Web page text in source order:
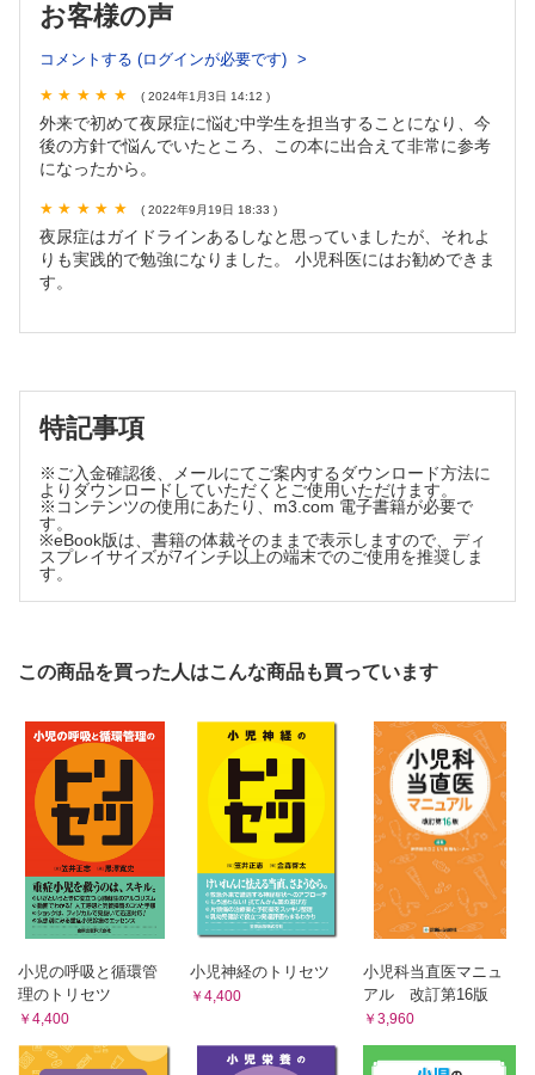
2-1 夜尿症診療がなぜ必要なのか？
2-3 帆足・赤司の夜尿症病型分類の位置づけ
2-4 尿の濃度によってデスモプレシンの効果を予測できるの
か？
2-5 ミニリンメルトⓇOD錠は無味無臭なのか？
2-6 アラーム療法中は音で起きられない児を起こすべき
2-7 アラーム機器の『箱』がもたらした効果
2-8 夜尿症に対する漢方薬の位置づけ
2-9 夜尿症に対する選択的β3受容体作動薬の位置づけ
索引
お客様の声
コメントする (ログインが必要です)
( 2024年1月3日 14:12 )
外来で初めて夜尿症に悩む中学生を担当することになり、今
後の方針で悩んでいたところ、この本に出合えて非常に参考
になったから。
( 2022年9月19日 18:33 )
夜尿症はガイドラインあるしなと思っていましたが、それよ
りも実践的で勉強になりました。 小児科医にはお勧めできま
す。
特記事項
※ご入金確認後、メールにてご案内するダウンロード方法に
よりダウンロードしていただくとご使用いただけます。
※コンテンツの使用にあたり、m3.com 電子書籍が必要で
す。
※eBook版は、書籍の体裁そのままで表示しますので、ディ
スプレイサイズが7インチ以上の端末でのご使用を推奨しま
す。
この商品を買った人はこんな商品も買っています
小児の呼吸と循環管
理のトリセツ
￥4,400
小児神経のトリセツ
￥4,400
小児科当直医マニュ
アル 改訂第16版
￥3,960